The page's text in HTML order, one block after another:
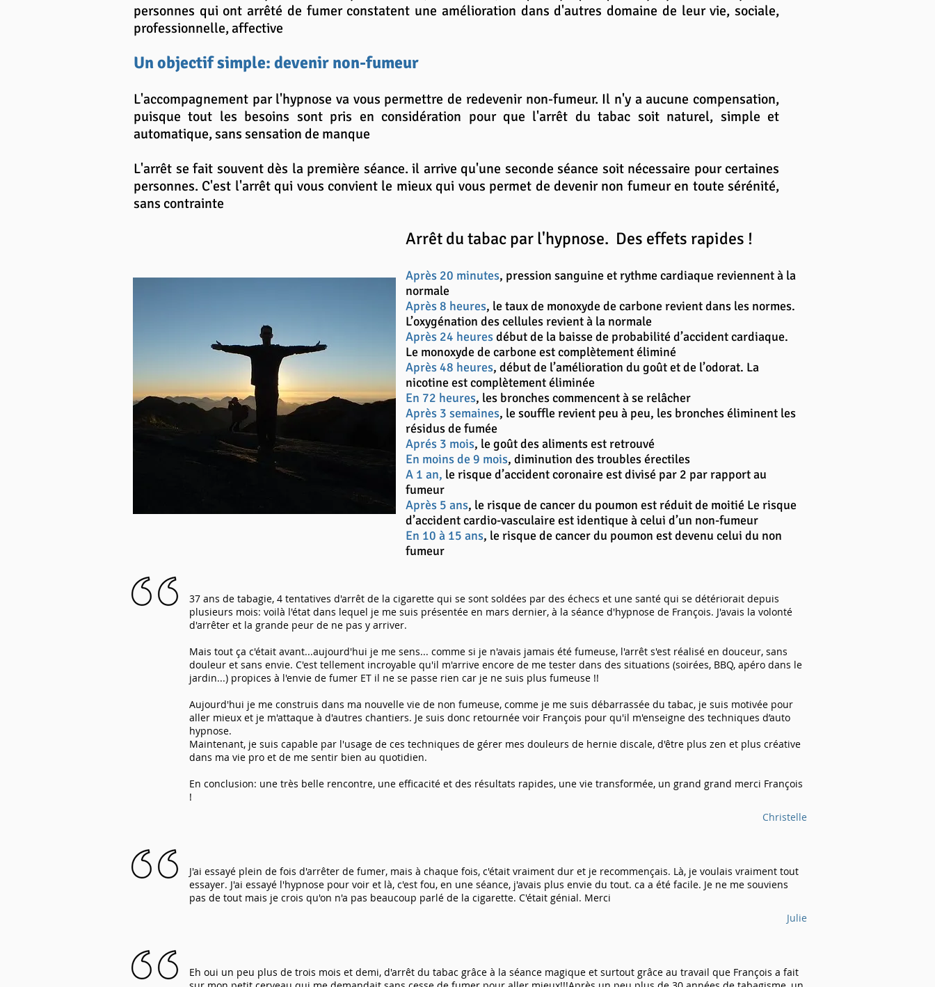
personnes qui ont arrêté de fumer constatent une amélioration dans d'autres domaine de leur vie, sociale,
professionnelle, affective
Un objectif simple: devenir non-fumeur
L'accompagnement par l'hypnose va vous permettre de redevenir non-fumeur. Il n'y a aucune compensation,
puisque tout les besoins sont pris en considération pour que l'arrêt du tabac soit naturel, simple et
automatique, sans sensation de manque
L'arrêt se fait souvent dès la première séance. il arrive qu'une seconde séance soit nécessaire pour certaines
personnes. C'est l'arrêt qui vous convient le mieux qui vous permet de devenir non fumeur en toute sérénité,
sans contrainte
Arrêt du tabac par l'hypnose. Des effets rapides !
Après 20 minutes, pression sanguine et rythme cardiaque reviennent à la
normale
Après 8 heures, le taux de monoxyde de carbone revient dans les normes.
L’oxygénation des cellules revient à la normale
Après 24 heuresdébut de la baisse de probabilité d’accident cardiaque.
Le monoxyde de carbone est complètement éliminé
Après 48 heures, début de l’amélioration du goût et de l’odorat. La
nicotine est complètement éliminée
En 72 heures, les bronches commencent à se relâcher
Après 3 semaines, le souffle revient peu à peu, les bronches éliminent les
résidus de fumée
Aprés 3 mois, le goût des aliments est retrouvé
En moins de 9 mois, diminution des troubles érectiles
A 1 an, le risque d’accident coronaire est divisé par 2 par rapport au
fumeur
Après 5 ans, le risque de cancer du poumon est réduit de moitié Le risque
d’accident cardio-vasculaire est identique à celui d’un non-fumeur
En 10 à 15 ans, le risque de cancer du poumon est devenu celui du non
fumeur
37 ans de tabagie, 4 tentatives d'arrêt de la cigarette qui se sont soldées par des échecs et une santé qui se détériorait depuis
plusieurs mois: voilà l'état dans lequel je me suis présentée en mars dernier, à la séance d'hypnose de François. J'avais la volonté
d'arrêter et la grande peur de ne pas y arriver.
Mais tout ça c'était avant...aujourd'hui je me sens... comme si je n'avais jamais été fumeuse, l'arrêt s'est réalisé en douceur, sans
douleur et sans envie. C'est tellement incroyable qu'il m'arrive encore de me tester dans des situations (soirées, BBQ, apéro dans le
jardin...) propices à l'envie de fumer ET il ne se passe rien car je ne suis plus fumeuse !!
Aujourd'hui je me construis dans ma nouvelle vie de non fumeuse, comme je me suis débarrassée du tabac, je suis motivée pour
aller mieux et je m'attaque à d'autres chantiers. Je suis donc retournée voir François pour qu'il m'enseigne des techniques d’auto
hypnose.
Maintenant, je suis capable par l'usage de ces techniques de gérer mes douleurs de hernie discale, d'être plus zen et plus créative
dans ma vie pro et de me sentir bien au quotidien.
En conclusion: une très belle rencontre, une efficacité et des résultats rapides, une vie transformée, un grand grand merci François
!
Christelle
J'ai essayé plein de fois d'arrêter de fumer, mais à chaque fois, c'était vraiment dur et je recommençais. Là, je voulais vraiment tout
essayer. J'ai essayé l'hypnose pour voir et là, c'est fou, en une séance, j'avais plus envie du tout. ca a été facile. Je ne me souviens
pas de tout mais je crois qu'on n'a pas beaucoup parlé de la cigarette. C'était génial. Merci
Julie
Eh oui un peu plus de trois mois et demi, d'arrêt du tabac grâce à la séance magique et surtout grâce au travail que François a fait